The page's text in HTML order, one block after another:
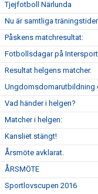
Tjejfotboll Närlunda
Nu är samtliga
Påskens matchresultat:
Fotbollsdagar på
Resultat helgens matcher.
Ungdomsdomarutbildning
Vad händer i helgen?
Matcher i helgen:
Kansliet stängt!
Årsmöte avklarat.
ÅRSMÖTE
Sportlovscupen 2016